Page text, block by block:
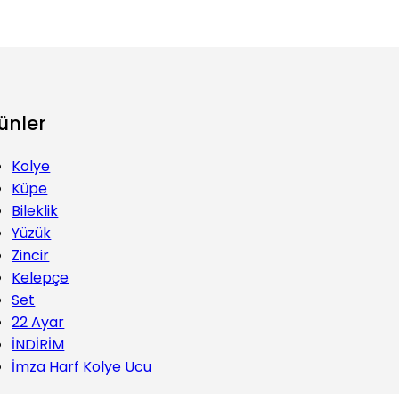
Kolye
Küpe
Bileklik
Yüzük
Zincir
Kelepçe
Set
22 Ayar
İNDİRİM
İmza Harf Kolye Ucu